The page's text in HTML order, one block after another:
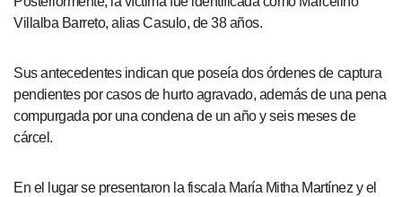
Villalba Barreto, alias Casulo, de 38 años.
Sus antecedentes indican que poseía dos órdenes de captura
pendientes por casos de hurto agravado, además de una pena
compurgada por una condena de un año y seis meses de
cárcel.
En el lugar se presentaron la fiscala María Mitha Martínez y el